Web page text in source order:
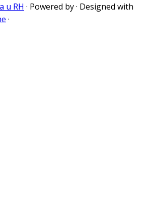
u RH · Powered by· Designed with
·